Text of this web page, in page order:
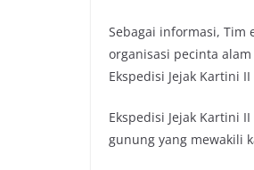
Sebagai informasi, Tim
organisasi pecinta
Ekspedisi Jejak Kartini
Ekspedisi Jejak Kartini
gunung yang mewakili